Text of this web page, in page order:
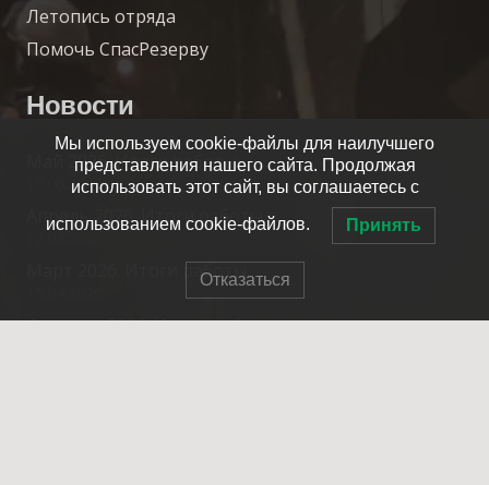
Летопись отряда
Помочь СпасРезерву
Новости
Май 2026. Итоги работы.
15.06.2026
Апрель 2026. Итоги работы.
Март 2026. Итоги работы.
Февраль 2026. Итоги работы.
Мы используем cookie-файлы для наилучшего
представления нашего сайта. Продолжая
использовать этот сайт, вы соглашаетесь с
использованием cookie-файлов. Принять
Отказаться